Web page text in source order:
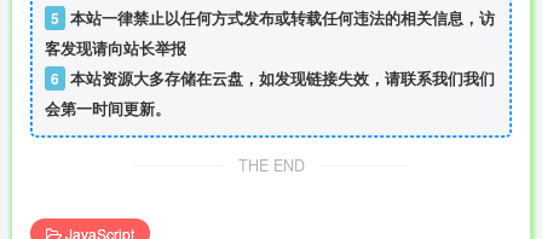
5 本站一律禁止以任何方式发布或转载任何违法的相关信息，访
客发现请向站长举报
6 本站资源大多存储在云盘，如发现链接失效，请联系我们我们
会第一时间更新。
THE END
JavaScript